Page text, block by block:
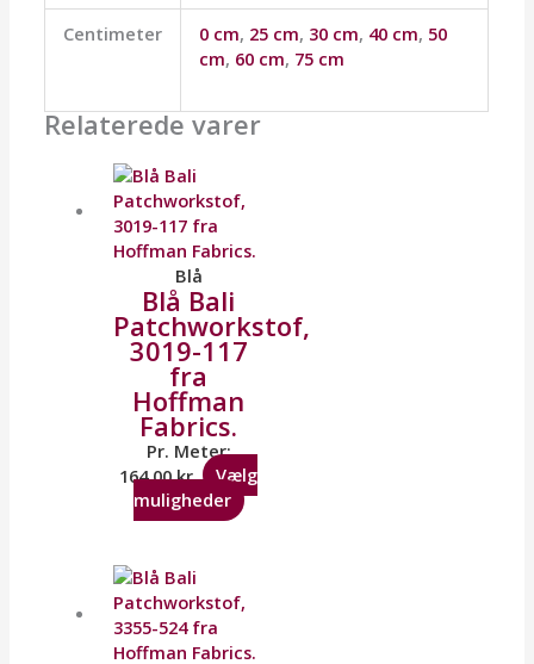
Centimeter 0 cm, 25 cm, 30 cm, 40 cm, 50
cm, 60 cm, 75 cm
Relaterede varer
Blå
Blå Bali
Patchworkstof,
3019-117
fra
Hoffman
Fabrics.
Pr. Meter:
164,00kr.
Vælg
muligheder